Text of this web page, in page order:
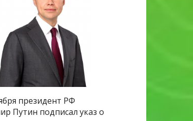
президент РФ
Путин подписал указ о